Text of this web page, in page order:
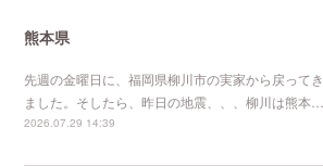
熊本県
先週の金曜日に、福岡県柳川市の実家から戻ってき
ました。そしたら、昨日の地震、、、柳川は熊本…
2026.07.29 14:39